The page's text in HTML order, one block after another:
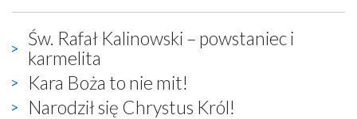
Św. Rafał Kalinowski – powstaniec i
karmelita
Kara Boża to nie mit!
Narodził się Chrystus Król!